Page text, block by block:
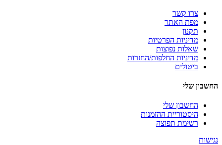
צרו קשר
מפת האתר
תקנון
מדיניות הפרטיות
שאלות נפוצות
מדיניות החלפות/החזרות
ביטולים
החשבון שלי
החשבון שלי
היסטוריית ההזמנות
רשימת תפוצה
נגישות